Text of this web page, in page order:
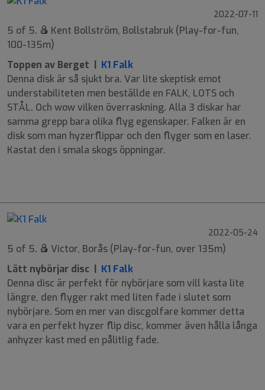
2022-07-11
5 of 5.
Kent Bollström, Bollstabruk (Play-for-fun,
100-135m)
Toppen av Berget | K1 Falk
Denna disk är så sjukt bra. Var lite skeptisk emot
understabiliteten men beställde en FALK, LOTS och
STÅL. Och wow vilken överraskning. Alla 3 diskar har
samma grepp bara olika flyg egenskaper. Falken är en
disk som man hyzerflippar och den flyger som en laser.
Kastat den i smala skogs öppningar.
2022-05-24
5 of 5.
Victor, Borås (Play-for-fun, over 135m)
Lätt nybörjar disc | K1 Falk
Denna disc är perfekt för nybörjare som vill kasta lite
längre, den flyger rakt med liten fade i slutet som
nybörjare. Som en mer van discgolfare kommer detta
vara en perfekt hyzer flip disc, kommer även hålla långa
anhyzer kast med en pålitlig fade.